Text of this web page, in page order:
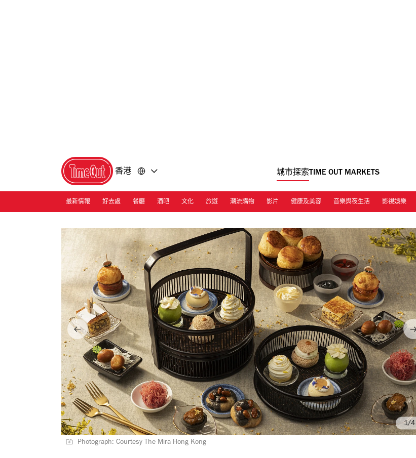
香港 城市探索TIME OUT MARKETS
最新情報 好去處 餐廳 酒吧 文化 旅遊 潮流購物 影片 健康及美容 音樂與夜生活 影視娛樂
Photograph: Courtesy The Mira Hong Kong
/4